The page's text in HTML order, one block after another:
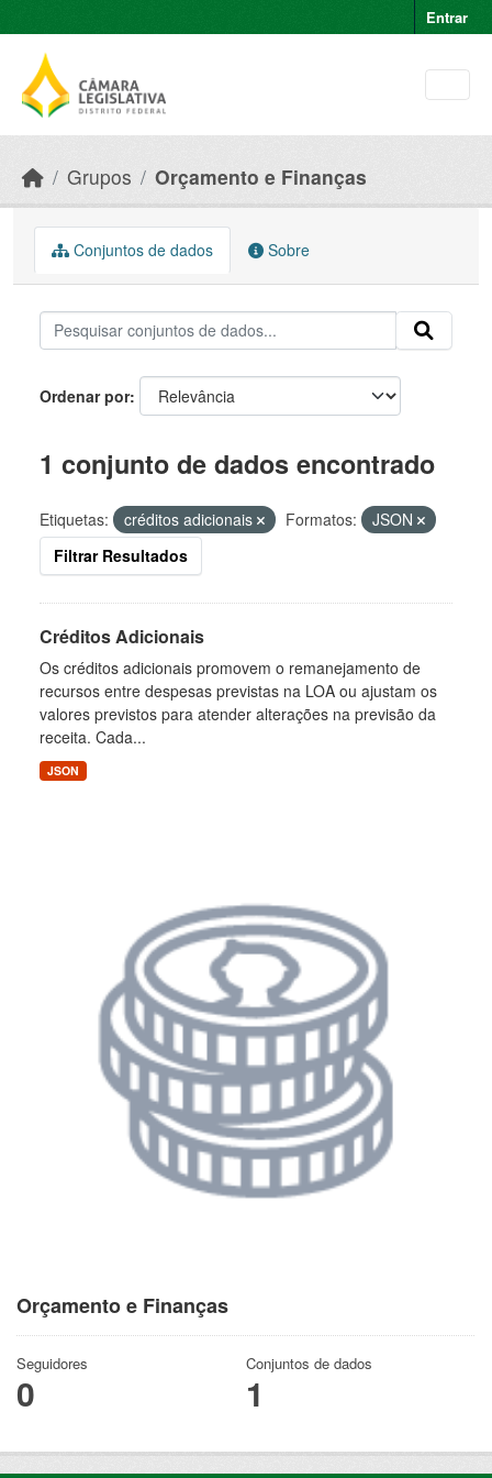
Entrar
Grupos Orçamento e Finanças
Orçamento e Finanças
Seguidores
0
Conjuntos de dados
1
Conjuntos de dados Sobre
Ordenar por
1 conjunto de dados encontrado
Etiquetas: créditos adicionais Formatos:
JSON
Filtrar Resultados
Créditos Adicionais
Os créditos adicionais promovem o remanejamento de
recursos entre despesas previstas na LOA ou ajustam os
valores previstos para atender alterações na previsão da
receita. Cada...
JSON